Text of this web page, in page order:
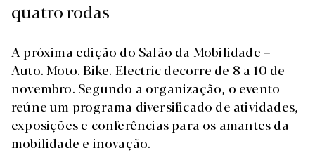
quatro rodas
A próxima edição do Salão da Mobilidade –
Auto. Moto. Bike. Electric decorre de 8 a 10 de
novembro. Segundo a organização, o evento
reúne um programa diversificado de atividades,
exposições e conferências para os amantes da
mobilidade e inovação.